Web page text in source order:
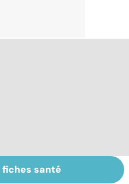
Cancer : la
santé